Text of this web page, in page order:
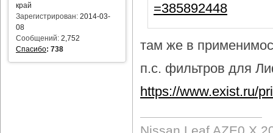
край
Зарегистрирован: 2014-03-
08
Сообщений: 2,752
Спасибо: 738
=385892448
там же в
п.с. фильтров для
https://www.exist.ru/